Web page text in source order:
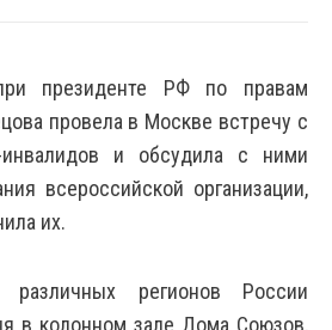
президенте РФ по правам
провела в Москве встречу с
инвалидов и обсудила с ними
всероссийской организации,
их.
регионов России
в колонном зале Дома Союзов,